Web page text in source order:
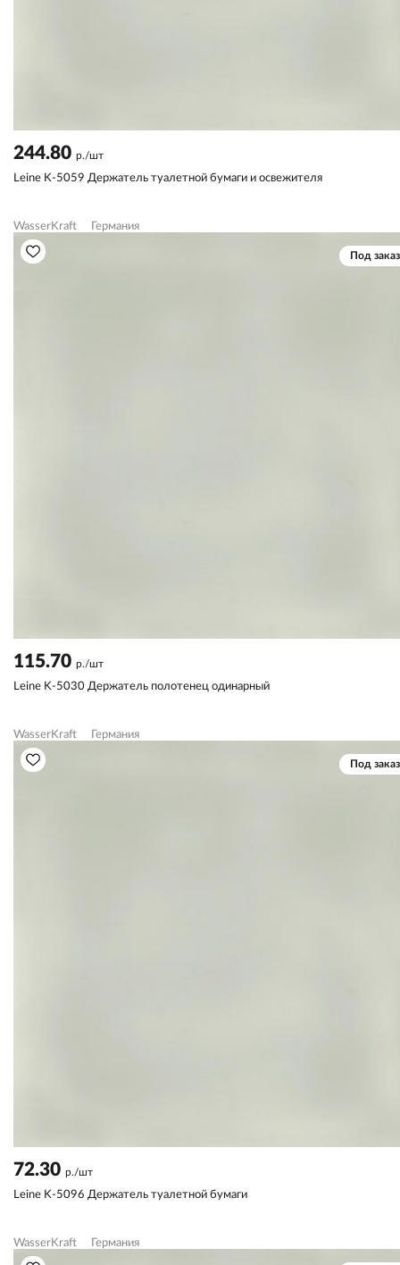
244.80 р./шт
Leine K-5059 Держатель туалетной бумаги и освежителя
WasserKraft Германия
Под заказ
115.70 р./шт
Leine K-5030 Держатель полотенец одинарный
WasserKraft Германия
Под заказ
72.30 р./шт
Leine K-5096 Держатель туалетной бумаги
WasserKraft Германия